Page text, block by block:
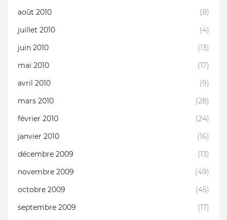
août 2010
(8)
juillet 2010
(4)
juin 2010
(13)
mai 2010
(17)
avril 2010
(9)
mars 2010
(28)
février 2010
(24)
janvier 2010
(16)
décembre 2009
(13)
novembre 2009
(49)
octobre 2009
(45)
septembre 2009
(17)